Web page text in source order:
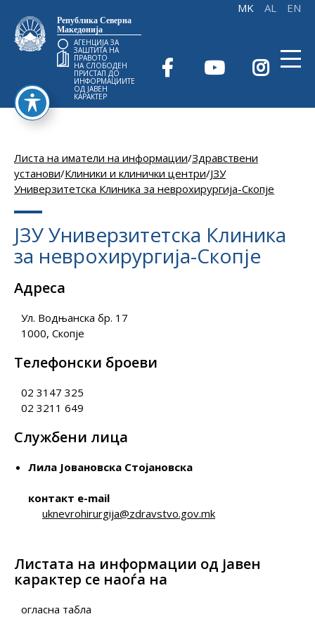
Република Северна
Македонија
АГЕНЦИЈА ЗА
ЗАШТИТА НА
ПРАВОТО
НА СЛОБОДЕН
ПРИСТАП ДО
ИНФОРМАЦИИТЕ
ОД ЈАВЕН
КАРАКТЕР
Листа на иматели на информации/Здравствени
установи/Клиники и клинички центри/ЈЗУ
Универзитетска Клиника за неврохирургија-Скопје
ЈЗУ Универзитетска Клиника
за неврохирургија-Скопје
Адреса
Ул. Водњанска бр. 17
1000, Скопје
Телефонски броеви
02 3147 325
02 3211 649
Службени лица
Лила Јовановска Стојановска
контакт e-mail
uknevrohirurgija@zdravstvo.gov.mk
Листата на информации од јавен
карактер се наоѓа на
огласна табла